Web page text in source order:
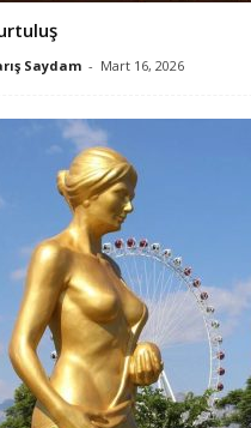
Saydam - Mart 16, 2026